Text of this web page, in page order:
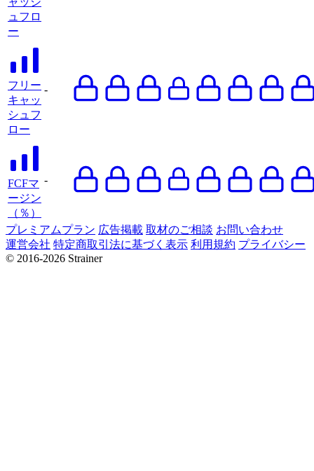
ュフロ
ー
フリー
キャッ
シュフ
ロー
-
FCFマ
ージン
（％）
-
プレミアムプラン 広告掲載 取材のご相談 お問い合わせ
運営会社 特定商取引法に基づく表示 利用規約 プライバシー
© 2016-2026 Strainer